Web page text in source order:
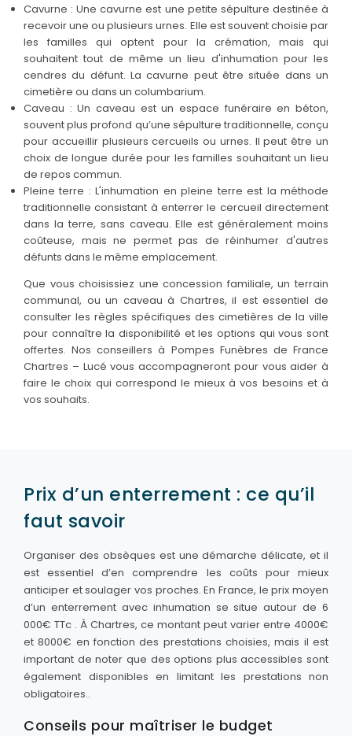
Cavurne : Une cavurne est une petite sépulture destinée à
recevoir une ou plusieurs urnes. Elle est souvent choisie par
les familles qui optent pour la crémation, mais qui
souhaitent tout de même un lieu d'inhumation pour les
cendres du défunt. La cavurne peut être située dans un
cimetière ou dans un columbarium.
Caveau : Un caveau est un espace funéraire en béton,
souvent plus profond qu’une sépulture traditionnelle, conçu
pour accueillir plusieurs cercueils ou urnes. Il peut être un
choix de longue durée pour les familles souhaitant un lieu
de repos commun.
Pleine terre : L'inhumation en pleine terre est la méthode
traditionnelle consistant à enterrer le cercueil directement
dans la terre, sans caveau. Elle est généralement moins
coûteuse, mais ne permet pas de réinhumer d'autres
défunts dans le même emplacement.
Que vous choisissiez une concession familiale, un terrain
communal, ou un caveau à Chartres, il est essentiel de
consulter les règles spécifiques des cimetières de la ville
pour connaître la disponibilité et les options qui vous sont
offertes. Nos conseillers à Pompes Funèbres de France
Chartres – Lucé vous accompagneront pour vous aider à
faire le choix qui correspond le mieux à vos besoins et à
vos souhaits.
Prix d’un enterrement : ce qu’il
faut savoir
Organiser des obsèques est une démarche délicate, et il
est essentiel d’en comprendre les coûts pour mieux
anticiper et soulager vos proches. En France, le prix moyen
d’un enterrement avec inhumation se situe autour de 6
000€ TTc . À Chartres, ce montant peut varier entre 4000€
et 8000€ en fonction des prestations choisies, mais il est
important de noter que des options plus accessibles sont
également disponibles en limitant les prestations non
obligatoires..
Conseils pour maîtriser le budget